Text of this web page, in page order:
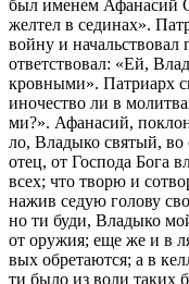
был име­нем Афа­на­сий
жел­тел в се­ди­нах».
вой­ну и
от­вет­ство­вал: «Ей,
кров­ны­ми». Пат­ри­арх
ино­че­ство ли в
ми?». Афа­на­сий,
ло, Вла­ды­ко свя­тый, во
отец, от Гос­по­да Бо­га
всех; что тво­рю и
на­жив се­дую го­ло­ву
но ти бу­ди, Вла­ды­ко
от ору­жия; еще же и в
вых об­ре­та­ют­ся; а в
ти бы­ло из во­ли та­ких